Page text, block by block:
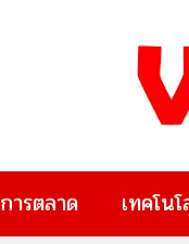
การตลาด เทคโน